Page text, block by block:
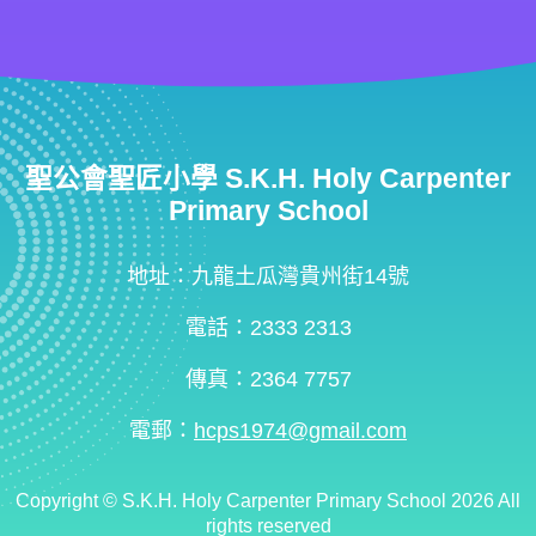
聖公會聖匠小學 S.K.H. Holy Carpenter
Primary School
地址：九龍土瓜灣貴州街14號
電話：2333 2313
傳真：2364 7757
電郵： hcps1974@gmail.com
Copyright © S.K.H. Holy Carpenter Primary School 2026 All
rights reserved